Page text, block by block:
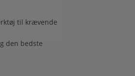
til krævende
den bedste